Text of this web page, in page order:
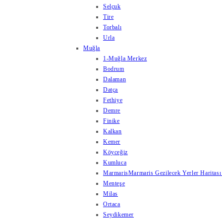
Selçuk
Tire
Torbalı
Urla
Muğla
1-Muğla Merkez
Bodrum
Dalaman
Datça
Fethiye
Demre
Finike
Kalkan
Kemer
Köyceğiz
Kumluca
MarmarisMarmaris Gezilecek Yerler
Menteşe
Milas
Ortaca
Seydikemer